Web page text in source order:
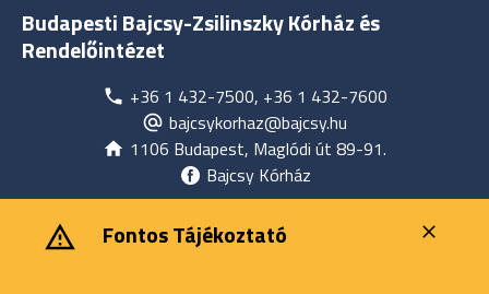
Budapesti Bajcsy-Zsilinszky Kórház és
Rendelőintézet
+36 1 432-7500, +36 1 432-7600
bajcsykorhaz@bajcsy.hu
1106 Budapest, Maglódi út 89-91.
Bajcsy Kórház
‎ ‎Fontos Tájékoztató